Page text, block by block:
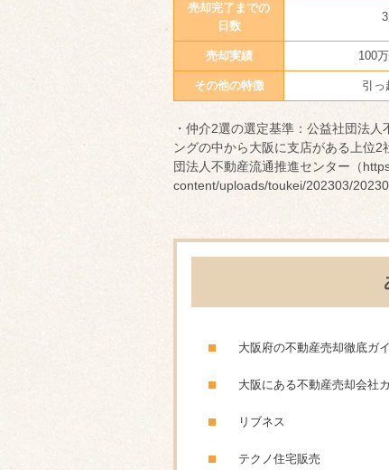
売却完了までの
日数
売却実績 100
その他の特徴 引っ
・仲介2選の選定基準：公益社団法
ングの中から大阪に支店がある上位
団法人不動産流通推進センター（
content/uploads/toukei/202303/
大阪府の不動産売却徹底ガ
大阪にある不動産売却会社
リブネス
テクノ住宅販売